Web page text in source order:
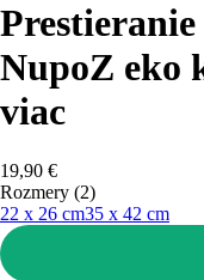
NupoZ eko
viac
19,90 €
Rozmery (2)
22 x 26 cm35 x 42 cm